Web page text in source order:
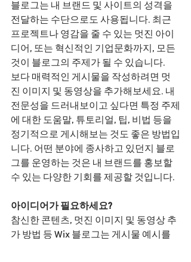
블로그는 내 브랜드 및 사이트의 성격을
전달하는 수단으로도 사용됩니다. 최근
프로젝트나 영감을 줄 수 있는 멋진 아이
디어, 또는 혁신적인 기업문화까지, 모든
것이 블로그의 주제가 될 수 있습니다.
보다 매력적인 게시물을 작성하려면 멋
진 이미지 및 동영상을 추가해보세요. 내
전문성을 드러내보이고 싶다면 특정 주제
에 대한 도움말, 튜토리얼, 팁, 비법 등을
정기적으로 게시해보는 것도 좋은 방법입
니다. 어떤 분야에 종사하고 있던지 블로
그를 운영하는 것은 내 브랜드를 홍보할
수 있는 다양한 기회를 제공할 것입니다.
아이디어가 필요하세요?
참신한 콘텐츠, 멋진 이미지 및 동영상 추
가 방법 등 Wix 블로그는 게시물 예시를